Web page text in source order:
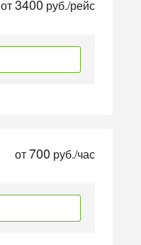
от3400 руб./рейс
от700 руб./час